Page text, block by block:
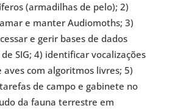
(armadilhas de pelo); 2)
e manter Audiomoths; 3)
e gerir bases de dados
SIG; 4) identificar vocalizações
aves com algoritmos livres; 5)
de campo e gabinete no
da fauna terrestre em